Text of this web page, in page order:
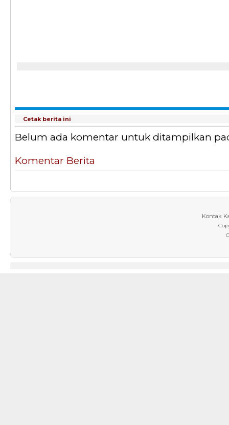
Cetak berita ini
Belum ada komentar untuk ditampilkan
Komentar Berita
Kontak